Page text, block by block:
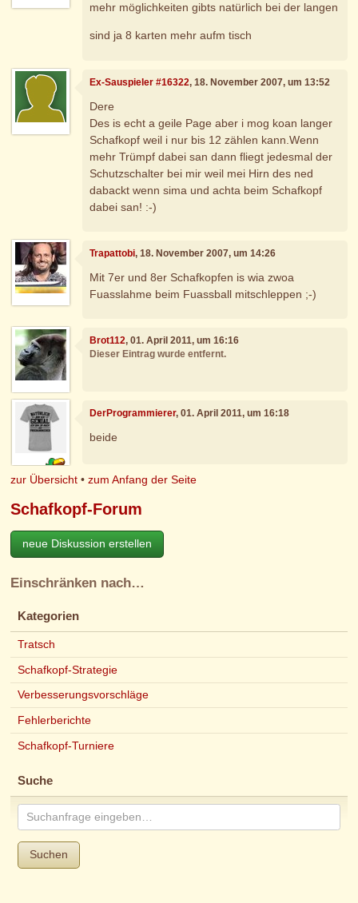
mehr möglichkeiten gibts natürlich bei der langen
sind ja 8 karten mehr aufm tisch
Ex-Sauspieler #16322, 18. November 2007, um 13:52
Dere
Des is echt a geile Page aber i mog koan langer
Schafkopf weil i nur bis 12 zählen kann.Wenn
mehr Trümpf dabei san dann fliegt jedesmal der
Schutzschalter bei mir weil mei Hirn des ned
dabackt wenn sima und achta beim Schafkopf
dabei san! :-)
Trapattobi, 18. November 2007, um 14:26
Mit 7er und 8er Schafkopfen is wia zwoa
Fuasslahme beim Fuassball mitschleppen ;-)
Brot112, 01. April 2011, um 16:16
Dieser Eintrag wurde entfernt.
DerProgrammierer, 01. April 2011, um 16:18
beide
zur Übersicht •zum Anfang der Seite
Schafkopf-Forum
neue Diskussion erstellen
Einschränken nach…
Kategorien
Tratsch
Schafkopf-Strategie
Verbesserungsvorschläge
Fehlerberichte
Schafkopf-Turniere
Suche
Suchen